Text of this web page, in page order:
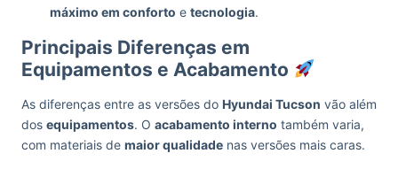
máximo em conforto e tecnologia.
Principais Diferenças em
Equipamentos e Acabamento
As diferenças entre as versões do Hyundai Tucson vão além
dos equipamentos. O acabamento interno também varia,
com materiais de maior qualidade nas versões mais caras.